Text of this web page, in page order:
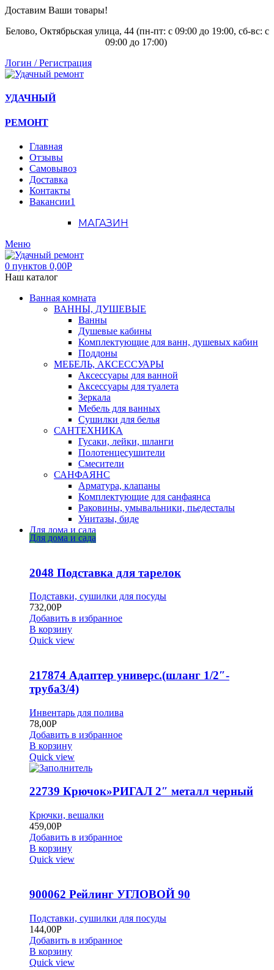
Доставим Ваши товары!
Белово, Октябрьская улица, 44 (пн-пт: с 09:00 до 19:00, сб-вс: с
09:00 до 17:00)
Логин / Регистрация
УДАЧНЫЙ
РЕМОНТ
Главная
Отзывы
Самовывоз
Доставка
Контакты
Вакансии1
МАГАЗИН
Меню
0 пунктов 0,00Р
Наш каталог
Ванная комната
ВАННЫ, ДУШЕВЫЕ
Ванны
Душевые кабины
Комплектующие для ванн, душевых кабин
Поддоны
МЕБЕЛЬ, АКСЕССУАРЫ
Аксессуары для ванной
Аксессуары для туалета
Зеркала
Мебель для ванных
Сушилки для белья
САНТЕХНИКА
Гусаки, лейки, шланги
Полотенцесушители
Смесители
САНФАЯНС
Арматура, клапаны
Комплектующие для санфаянса
Раковины, умывальники, пьедесталы
Унитазы, биде
Для дома и сада
Для дома и сада
2048 Подставка для тарелок
Подставки, сушилки для посуды
732,00Р
Добавить в избранное
В корзину
Quick view
217874 Адаптер универс.(шланг 1/2″-
труба3/4)
Инвентарь для полива
78,00Р
Добавить в избранное
В корзину
Quick view
22739 Крючок»РИГАЛ 2″ металл черный
Крючки, вешалки
459,00Р
Добавить в избранное
В корзину
Quick view
900062 Рейлинг УГЛОВОЙ 90
Подставки, сушилки для посуды
144,00Р
Добавить в избранное
В корзину
Quick view